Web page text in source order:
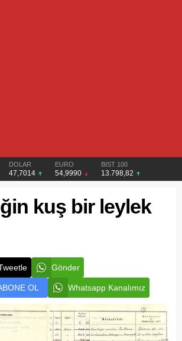
DOLAR
47,7014
EURO
54,9990
BIST 100
13.798,82
kuş bir leylek
Gönder
OL Whatsapp Kanalımız